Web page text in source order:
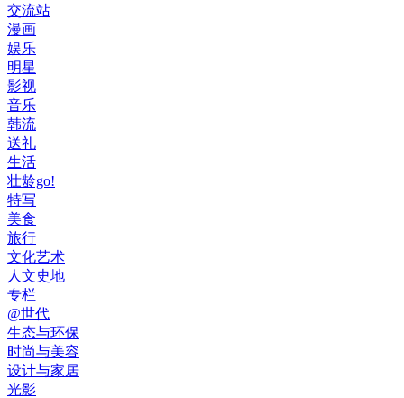
交流站
漫画
娱乐
明星
影视
音乐
韩流
送礼
生活
壮龄go!
特写
美食
旅行
文化艺术
人文史地
专栏
@世代
生态与环保
时尚与美容
设计与家居
光影